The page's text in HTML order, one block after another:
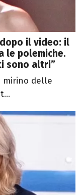
il video: il
le polemiche.
sono altri”
mirino delle